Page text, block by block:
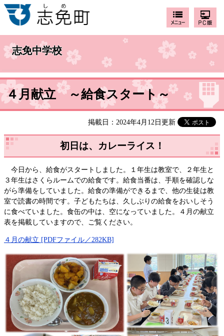
志免中学校
４月献立 ～給食スタート～
掲載日：2024年4月12日更新
初日は、カレーライス！
今日から、給食がスタートしました。１年生は教室で、２年生と
３年生はさくらルームでの給食です。給食当番は、手順を確認しな
がら準備をしていました。給食の準備ができるまで、他の生徒は教
室で読書の時間です。子どもたちは、久しぶりの給食をおいしそう
に食べていました。食缶の中は、空になっていました。４月の献立
表を掲載していますので、ご覧ください。
４月の献立 [PDFファイル／282KB]